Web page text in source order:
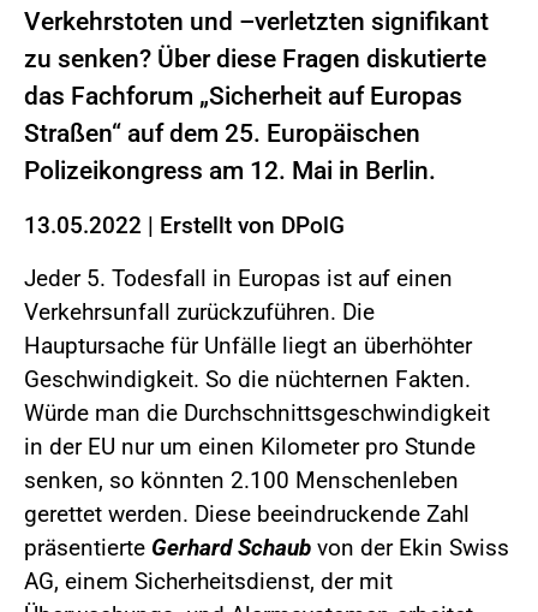
Verkehrstoten und –verletzten signifikant
zu senken? Über diese Fragen diskutierte
das Fachforum „Sicherheit auf Europas
Straßen“ auf dem 25. Europäischen
Polizeikongress am 12. Mai in Berlin.
13.05.2022 | Erstellt von DPolG
Jeder 5. Todesfall in Europas ist auf einen
Verkehrsunfall zurückzuführen. Die
Hauptursache für Unfälle liegt an überhöhter
Geschwindigkeit. So die nüchternen Fakten.
Würde man die Durchschnittsgeschwindigkeit
in der EU nur um einen Kilometer pro Stunde
senken, so könnten 2.100 Menschenleben
gerettet werden. Diese beeindruckende Zahl
präsentierte Gerhard Schaub von der Ekin Swiss
AG, einem Sicherheitsdienst, der mit